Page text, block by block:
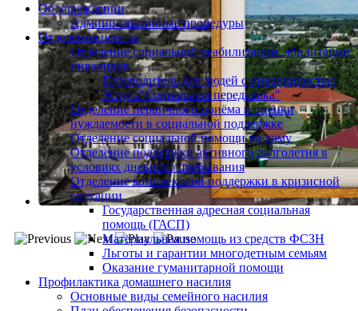
Об учреждении
Административные процедуры
Отделения центра
Отделение социальной реабилитации, абилитации
инвалидов
Путеводитель для людей с инвалидностью
Услуга"Социальная передышка"
Отделение первичного приёма и оценки
нуждаемости в социальной поддержке
Отделение социальной помощи на дому
Отделение поддержки активного долголетия в
условиях дневного пребывания
Отделение комплексной поддержки в кризисной
ситуации
Государственная адресная социальная
помощь (ГАСП)
Материальная помощь из средств ФСЗН
Льготы и гарантии многодетным семьям
Оказание гуманитарной помощи
Профилактика домашнего насилия
Основные виды семейного насилия